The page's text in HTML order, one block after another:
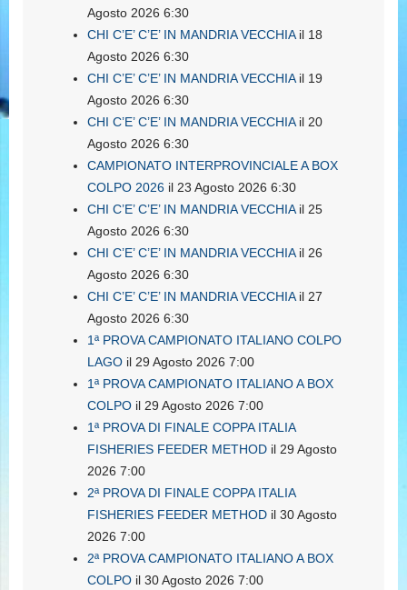
Agosto 2026 6:30
CHI C’E’ C’E’ IN MANDRIA VECCHIAil 18
Agosto 2026 6:30
CHI C’E’ C’E’ IN MANDRIA VECCHIAil 19
Agosto 2026 6:30
CHI C’E’ C’E’ IN MANDRIA VECCHIAil 20
Agosto 2026 6:30
CAMPIONATO INTERPROVINCIALE A BOX
COLPO 2026 il 23 Agosto 2026 6:30
CHI C’E’ C’E’ IN MANDRIA VECCHIAil 25
Agosto 2026 6:30
CHI C’E’ C’E’ IN MANDRIA VECCHIAil 26
Agosto 2026 6:30
CHI C’E’ C’E’ IN MANDRIA VECCHIAil 27
Agosto 2026 6:30
1ª PROVA CAMPIONATO ITALIANO COLPO
LAGO il 29 Agosto 2026 7:00
1ª PROVA CAMPIONATO ITALIANO A BOX
COLPO il 29 Agosto 2026 7:00
1ª PROVA DI FINALE COPPA ITALIA
FISHERIES FEEDER METHOD il 29 Agosto
2026 7:00
2ª PROVA DI FINALE COPPA ITALIA
FISHERIES FEEDER METHOD il 30 Agosto
2026 7:00
2ª PROVA CAMPIONATO ITALIANO A BOX
COLPO il 30 Agosto 2026 7:00